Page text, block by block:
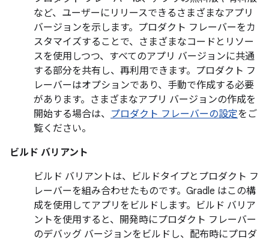
など、ユーザーにリリースできるさまざまなアプリ
バージョンを示します。プロダクト フレーバーをカ
スタマイズすることで、さまざまなコードとリソー
スを使用しつつ、すべてのアプリ バージョンに共通
する部分を共有し、再利用できます。プロダクト フ
レーバーはオプションであり、手動で作成する必要
があります。さまざまなアプリ バージョンの作成を
開始する場合は、 プロダクト フレーバーの設定をご
覧ください。
ビルド バリアント
ビルド バリアントは、ビルドタイプとプロダクト フ
レーバーを組み合わせたものです。Gradle はこの構
成を使用してアプリをビルドします。ビルド バリア
ントを使用すると、開発時にプロダクト フレーバー
のデバッグ バージョンをビルドし、配布時にプロダ